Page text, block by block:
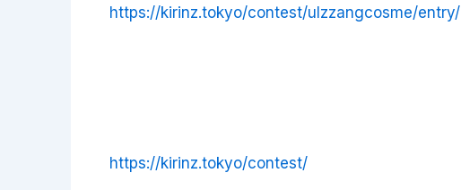
https://kirinz.tokyo/contest/ulzzangcosme/entry/
https://kirinz.tokyo/contest/